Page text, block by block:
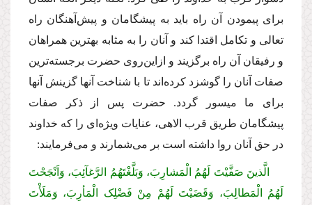
برای پیمودن آن راه باید به پیشگامان و پیش‌آهنگان راه
تعالی و تکامل اقتدا کند و آنان را به مثابه بهترین همراهان
و رفیقان آن راه برگزیند و ازاین‌روی حضرت برجسته‌ترین
صفات آنان را گوشزد کرده‌اند تا با شناخت آنها گزینش آنها
برای ما میسور گردد. حضرت پس از ذکر صفات
پیشگامان طریق قرب الاهی، عنایات ویژه‌ای را که خداوند
در حق آنان روا داشته است بر می‌شمارند و می‌فرمایند:
الَّذینَ صَفَّیْتَ لَهُمُ الْمَشارِبَ، وَبَلَّغْتَهُمُ‏ الرَّغآئِبَ، وَاَنْجَحْتَ
لَهُمُ الْمَطالِبَ، وَقَضَیْتَ لَهُمْ مِنْ فَضْلِک الْمَأرِبَ، وَمَلَأْتَ